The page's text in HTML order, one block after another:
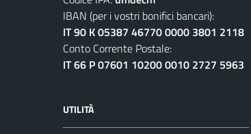
IBAN (per i vostri bonifici bancari):
IT 90 K 05387 46770 0000 3801 2118
Conto Corrente Postale:
IT 66 P 07601 10200 0010 2727 5963
UTILITÀ